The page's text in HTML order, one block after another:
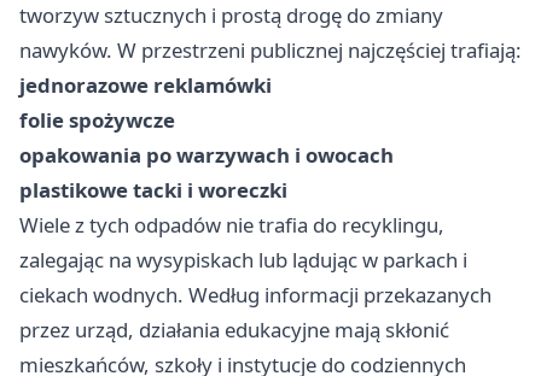
tworzyw sztucznych i prostą drogę do zmiany
nawyków. W przestrzeni publicznej najczęściej trafiają:
jednorazowe reklamówki
folie spożywcze
opakowania po warzywach i owocach
plastikowe tacki i woreczki
Wiele z tych odpadów nie trafia do recyklingu,
zalegając na wysypiskach lub lądując w parkach i
ciekach wodnych. Według informacji przekazanych
przez urząd, działania edukacyjne mają skłonić
mieszkańców, szkoły i instytucje do codziennych